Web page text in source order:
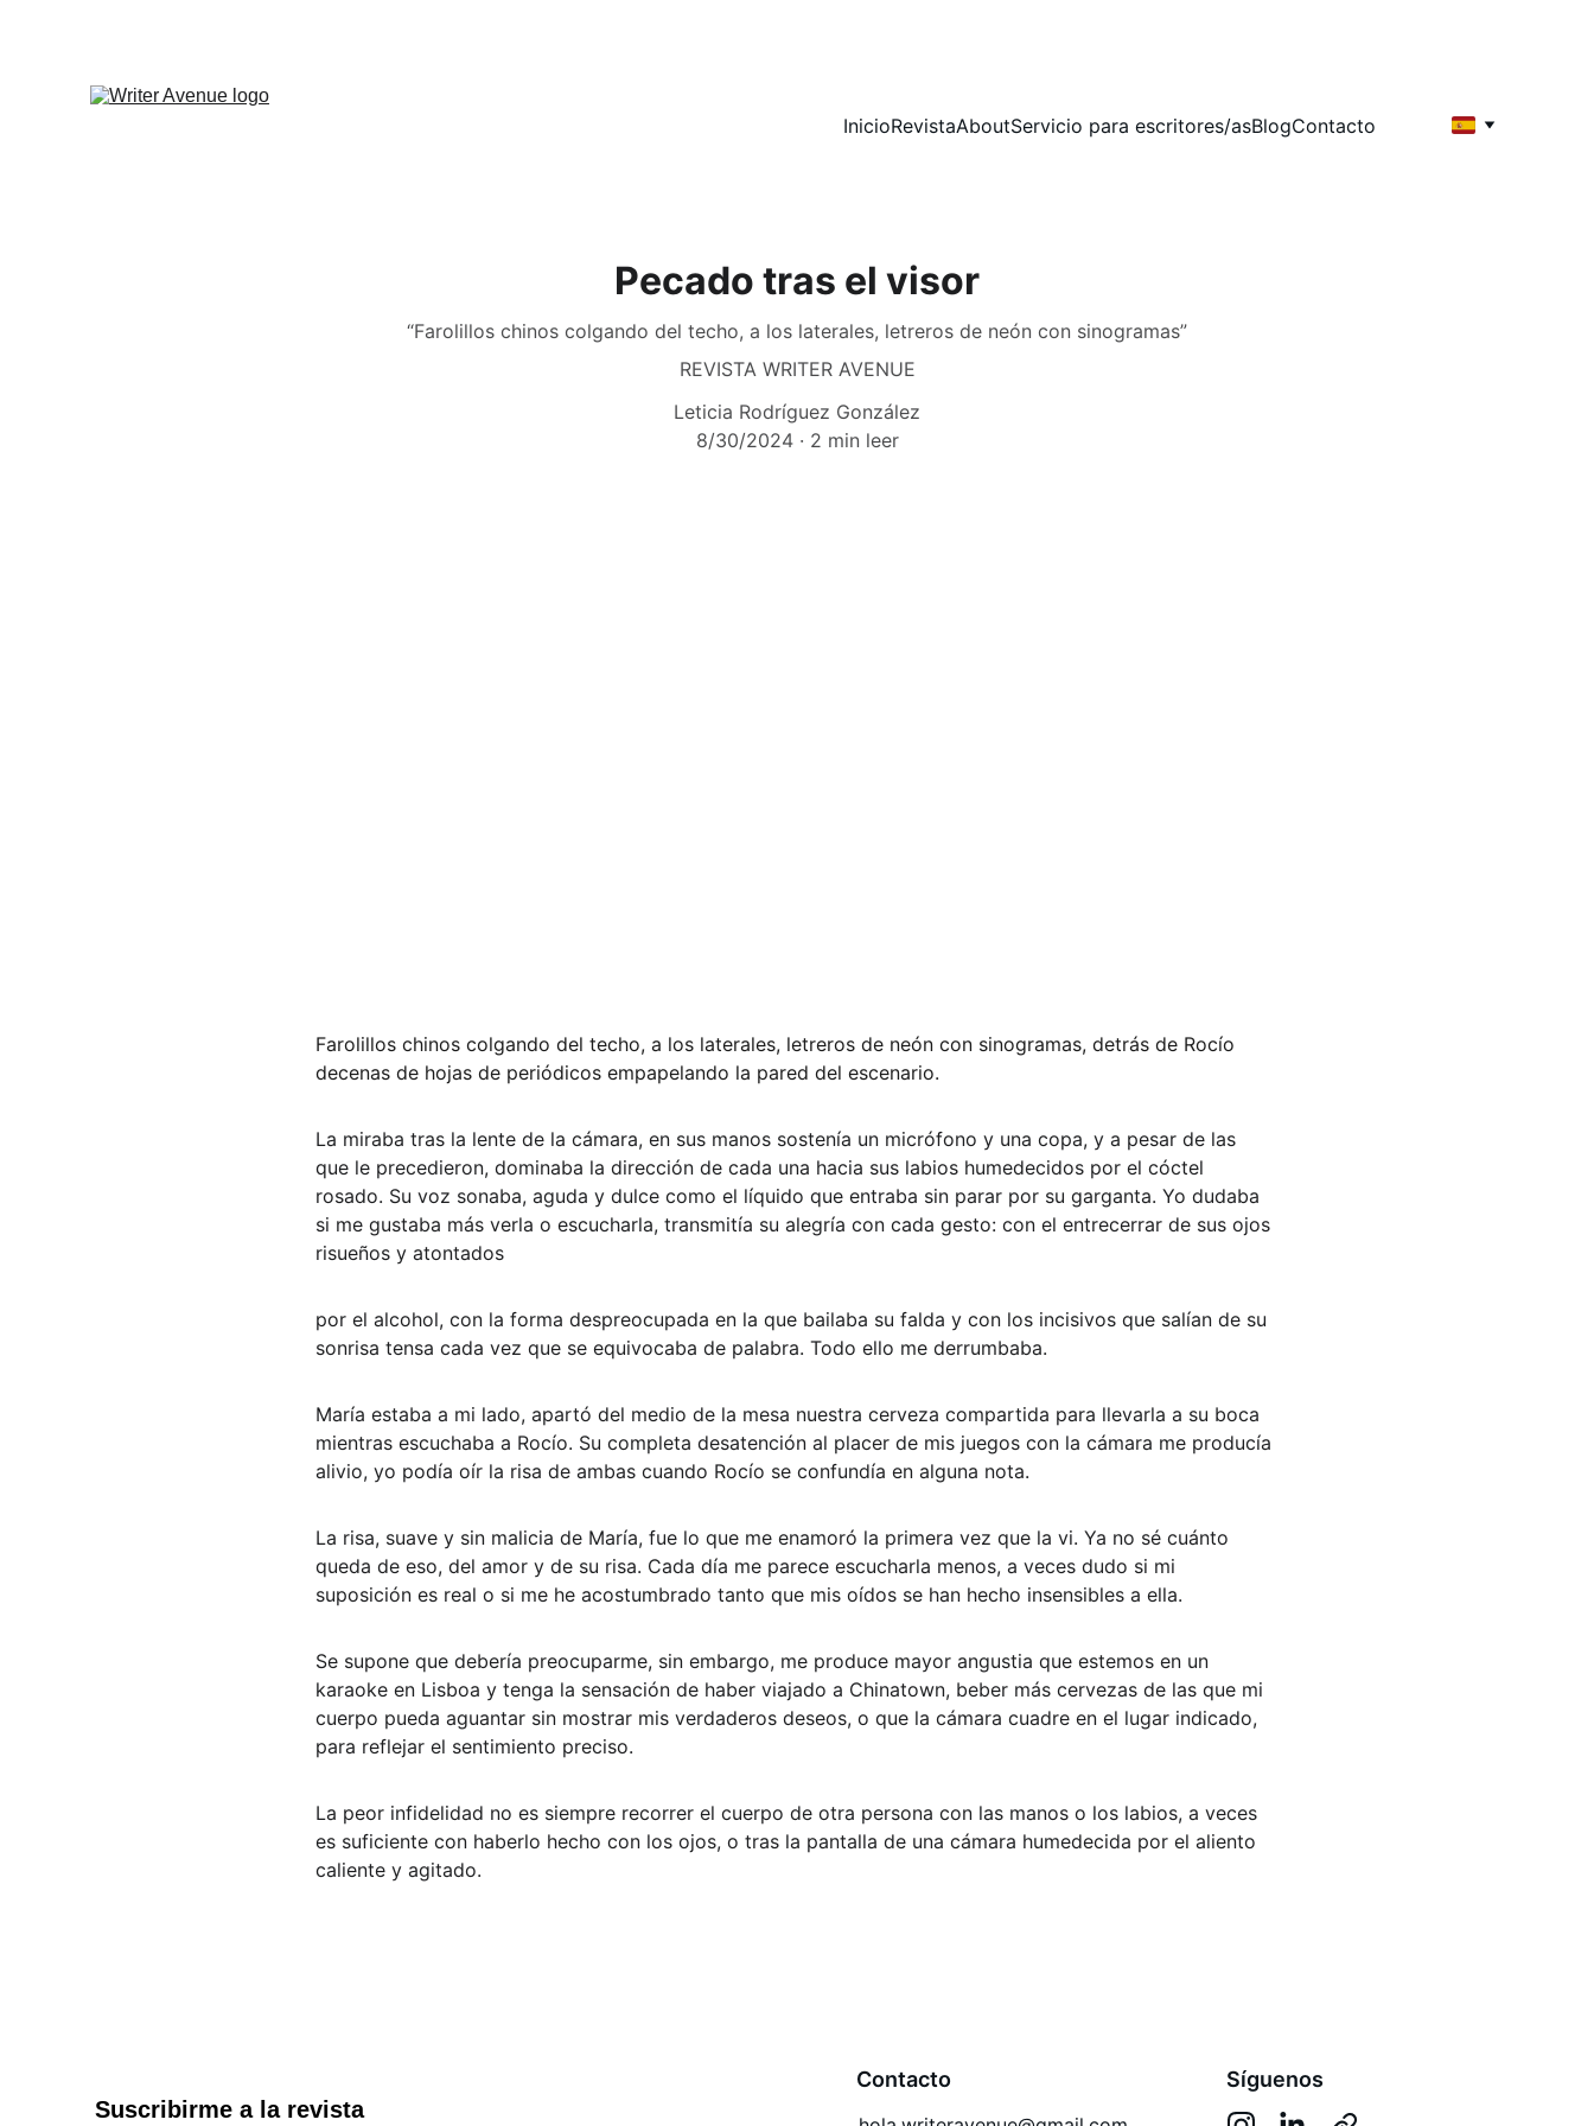
InicioRevistaAboutServicio para escritores/asBlogContacto
Pecado tras el visor
“Farolillos chinos colgando del techo, a los laterales, letreros de neón con sinogramas”
REVISTA WRITER AVENUE
Leticia Rodríguez González
8/30/2024
2 min leer
Farolillos chinos colgando del techo, a los laterales, letreros de neón con sinogramas, detrás de Rocío
decenas de hojas de periódicos empapelando la pared del escenario.
La miraba tras la lente de la cámara, en sus manos sostenía un micrófono y una copa, y a pesar de las
que le precedieron, dominaba la dirección de cada una hacia sus labios humedecidos por el cóctel
rosado. Su voz sonaba, aguda y dulce como el líquido que entraba sin parar por su garganta. Yo dudaba
si me gustaba más verla o escucharla, transmitía su alegría con cada gesto: con el entrecerrar de sus ojos
risueños y atontados
por el alcohol, con la forma despreocupada en la que bailaba su falda y con los incisivos que salían de su
sonrisa tensa cada vez que se equivocaba de palabra. Todo ello me derrumbaba.
María estaba a mi lado, apartó del medio de la mesa nuestra cerveza compartida para llevarla a su boca
mientras escuchaba a Rocío. Su completa desatención al placer de mis juegos con la cámara me producía
alivio, yo podía oír la risa de ambas cuando Rocío se confundía en alguna nota.
La risa, suave y sin malicia de María, fue lo que me enamoró la primera vez que la vi. Ya no sé cuánto
queda de eso, del amor y de su risa. Cada día me parece escucharla menos, a veces dudo si mi
suposición es real o si me he acostumbrado tanto que mis oídos se han hecho insensibles a ella.
Se supone que debería preocuparme, sin embargo, me produce mayor angustia que estemos en un
karaoke en Lisboa y tenga la sensación de haber viajado a Chinatown, beber más cervezas de las que mi
cuerpo pueda aguantar sin mostrar mis verdaderos deseos, o que la cámara cuadre en el lugar indicado,
para reflejar el sentimiento preciso.
La peor infidelidad no es siempre recorrer el cuerpo de otra persona con las manos o los labios, a veces
es suficiente con haberlo hecho con los ojos, o tras la pantalla de una cámara humedecida por el aliento
caliente y agitado.
Contacto Síguenos